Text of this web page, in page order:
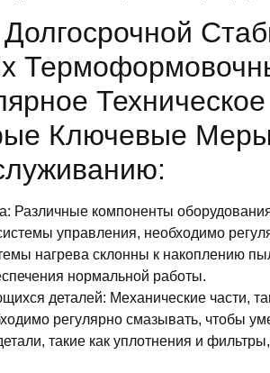
Ключевые
Различные компоненты
управления, необходимо
нагрева склонны к накоплению
нормальной работы.
деталей: Механические части,
регулярно смазывать, чтобы
такие как уплотнения и